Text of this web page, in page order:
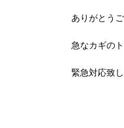
ありがとう
急なカギの
緊急対応致し